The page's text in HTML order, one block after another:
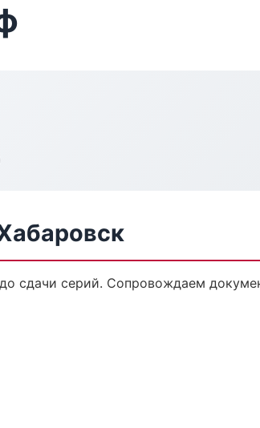
сдачи серий. Сопровождаем